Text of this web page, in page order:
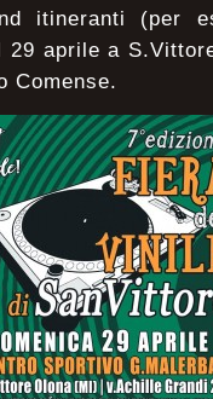
itineranti (per
29 aprile a
Comense.